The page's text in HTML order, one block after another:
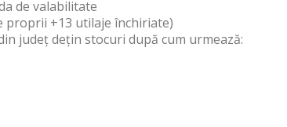
de valabilitate
proprii +13 utilaje închiriate)
județ dețin stocuri după cum urmează: